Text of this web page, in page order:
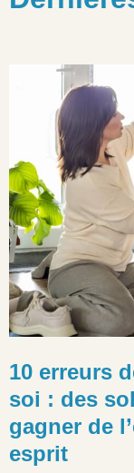
10 erreurs
soi : des
gagner de
esprit